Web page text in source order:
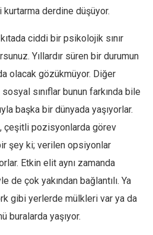
derdine düşüyor.
ciddi bir psikolojik sınır
Yıllardır süren bir durumun
olacak gözükmüyor. Diğer
sınıflar bunun farkında bile
başka bir dünyada yaşıyorlar.
çeşitli pozisyonlarda görev
şey ki; verilen opsiyonlar
Etkin elit aynı zamanda
de çok yakından bağlantılı. Ya
gibi yerlerde mülkleri var ya da
buralarda yaşıyor.